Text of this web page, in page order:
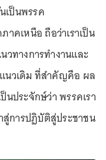
เป็นพรรค
คเหนือ ถือว่าเราเป็น
วทางการทำงานและ
นวเดิม ที่สำคัญคือ ผล
นประจักษ์ว่า พรรคเรา
สู่การปฏิบัติสู่ประชาชน